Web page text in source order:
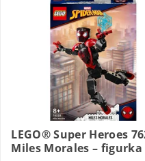
LEGO® Super Heroes
Miles Morales – figurka